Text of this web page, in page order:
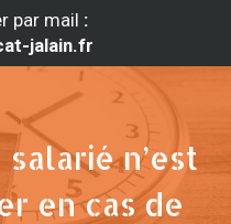
par mail :
jalain.fr
n’est
en cas de